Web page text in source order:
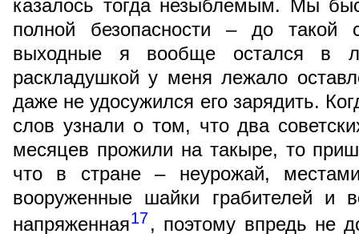
казалось тогда незыблемым. Мы
полной безопасности – до такой
выходные я вообще остался в
раскладушкой у меня лежало
даже не удосужился его зарядить.
слов узнали о том, что два
месяцев прожили на такыре, то
что в стране – неурожай,
вооруженные шайки грабителей и
напряженная17, поэтому впредь не